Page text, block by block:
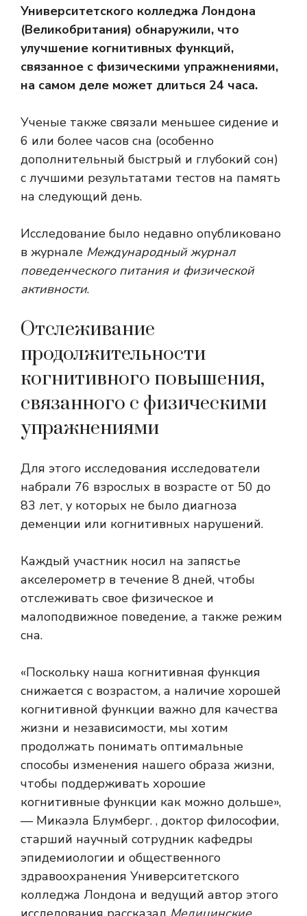
Университетского колледжа Лондона
(Великобритания) обнаружили, что
улучшение когнитивных функций,
связанное с физическими упражнениями,
на самом деле может длиться 24 часа.
Ученые также связали меньшее сидение и
6 или более часов сна (особенно
дополнительный быстрый и глубокий сон)
с лучшими результатами тестов на память
на следующий день.
Исследование было недавно опубликовано
в журнале Международный журнал
поведенческого питания и физической
активности.
Отслеживание
продолжительности
когнитивного повышения,
связанного с физическими
упражнениями
Для этого исследования исследователи
набрали 76 взрослых в возрасте от 50 до
83 лет, у которых не было диагноза
деменции или когнитивных нарушений.
Каждый участник носил на запястье
акселерометр в течение 8 дней, чтобы
отслеживать свое физическое и
малоподвижное поведение, а также режим
сна.
«Поскольку наша когнитивная функция
снижается с возрастом, а наличие хорошей
когнитивной функции важно для качества
жизни и независимости, мы хотим
продолжать понимать оптимальные
способы изменения нашего образа жизни,
чтобы поддерживать хорошие
когнитивные функции как можно дольше»,
— Микаэла Блумберг. , доктор философии,
старший научный сотрудник кафедры
эпидемиологии и общественного
здравоохранения Университетского
колледжа Лондона и ведущий автор этого